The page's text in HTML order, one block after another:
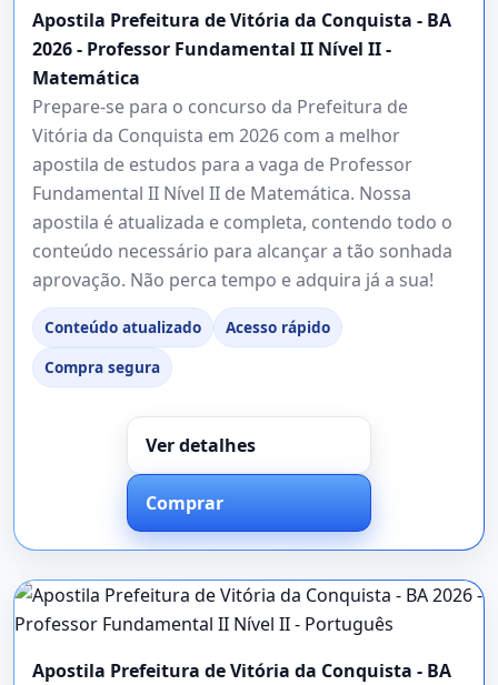
Apostila Prefeitura de Vitória da Conquista - BA
2026 - Professor Fundamental II Nível II -
Matemática
Prepare-se para o concurso da Prefeitura de
Vitória da Conquista em 2026 com a melhor
apostila de estudos para a vaga de Professor
Fundamental II Nível II de Matemática. Nossa
apostila é atualizada e completa, contendo todo o
conteúdo necessário para alcançar a tão sonhada
aprovação. Não perca tempo e adquira já a sua!
Conteúdo atualizado
Acesso rápido
Compra segura
Ver detalhes
Comprar
Apostila Prefeitura de Vitória da Conquista - BA